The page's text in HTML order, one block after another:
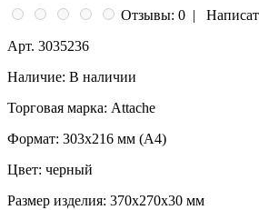
Отзывы: 0 |
Арт. 3035236
Наличие: В наличии
Торговая марка: Attache
Формат: 303x216 мм (А4)
Цвет: черный
Размер изделия: 370x270x30 мм